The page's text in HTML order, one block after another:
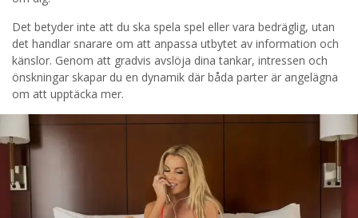
Det betyder inte att du ska spela spel eller vara bedräglig, utan
det handlar snarare om att anpassa utbytet av information och
känslor. Genom att gradvis avslöja dina tankar, intressen och
önskningar skapar du en dynamik där båda parter är angelägna
om att upptäcka mer.